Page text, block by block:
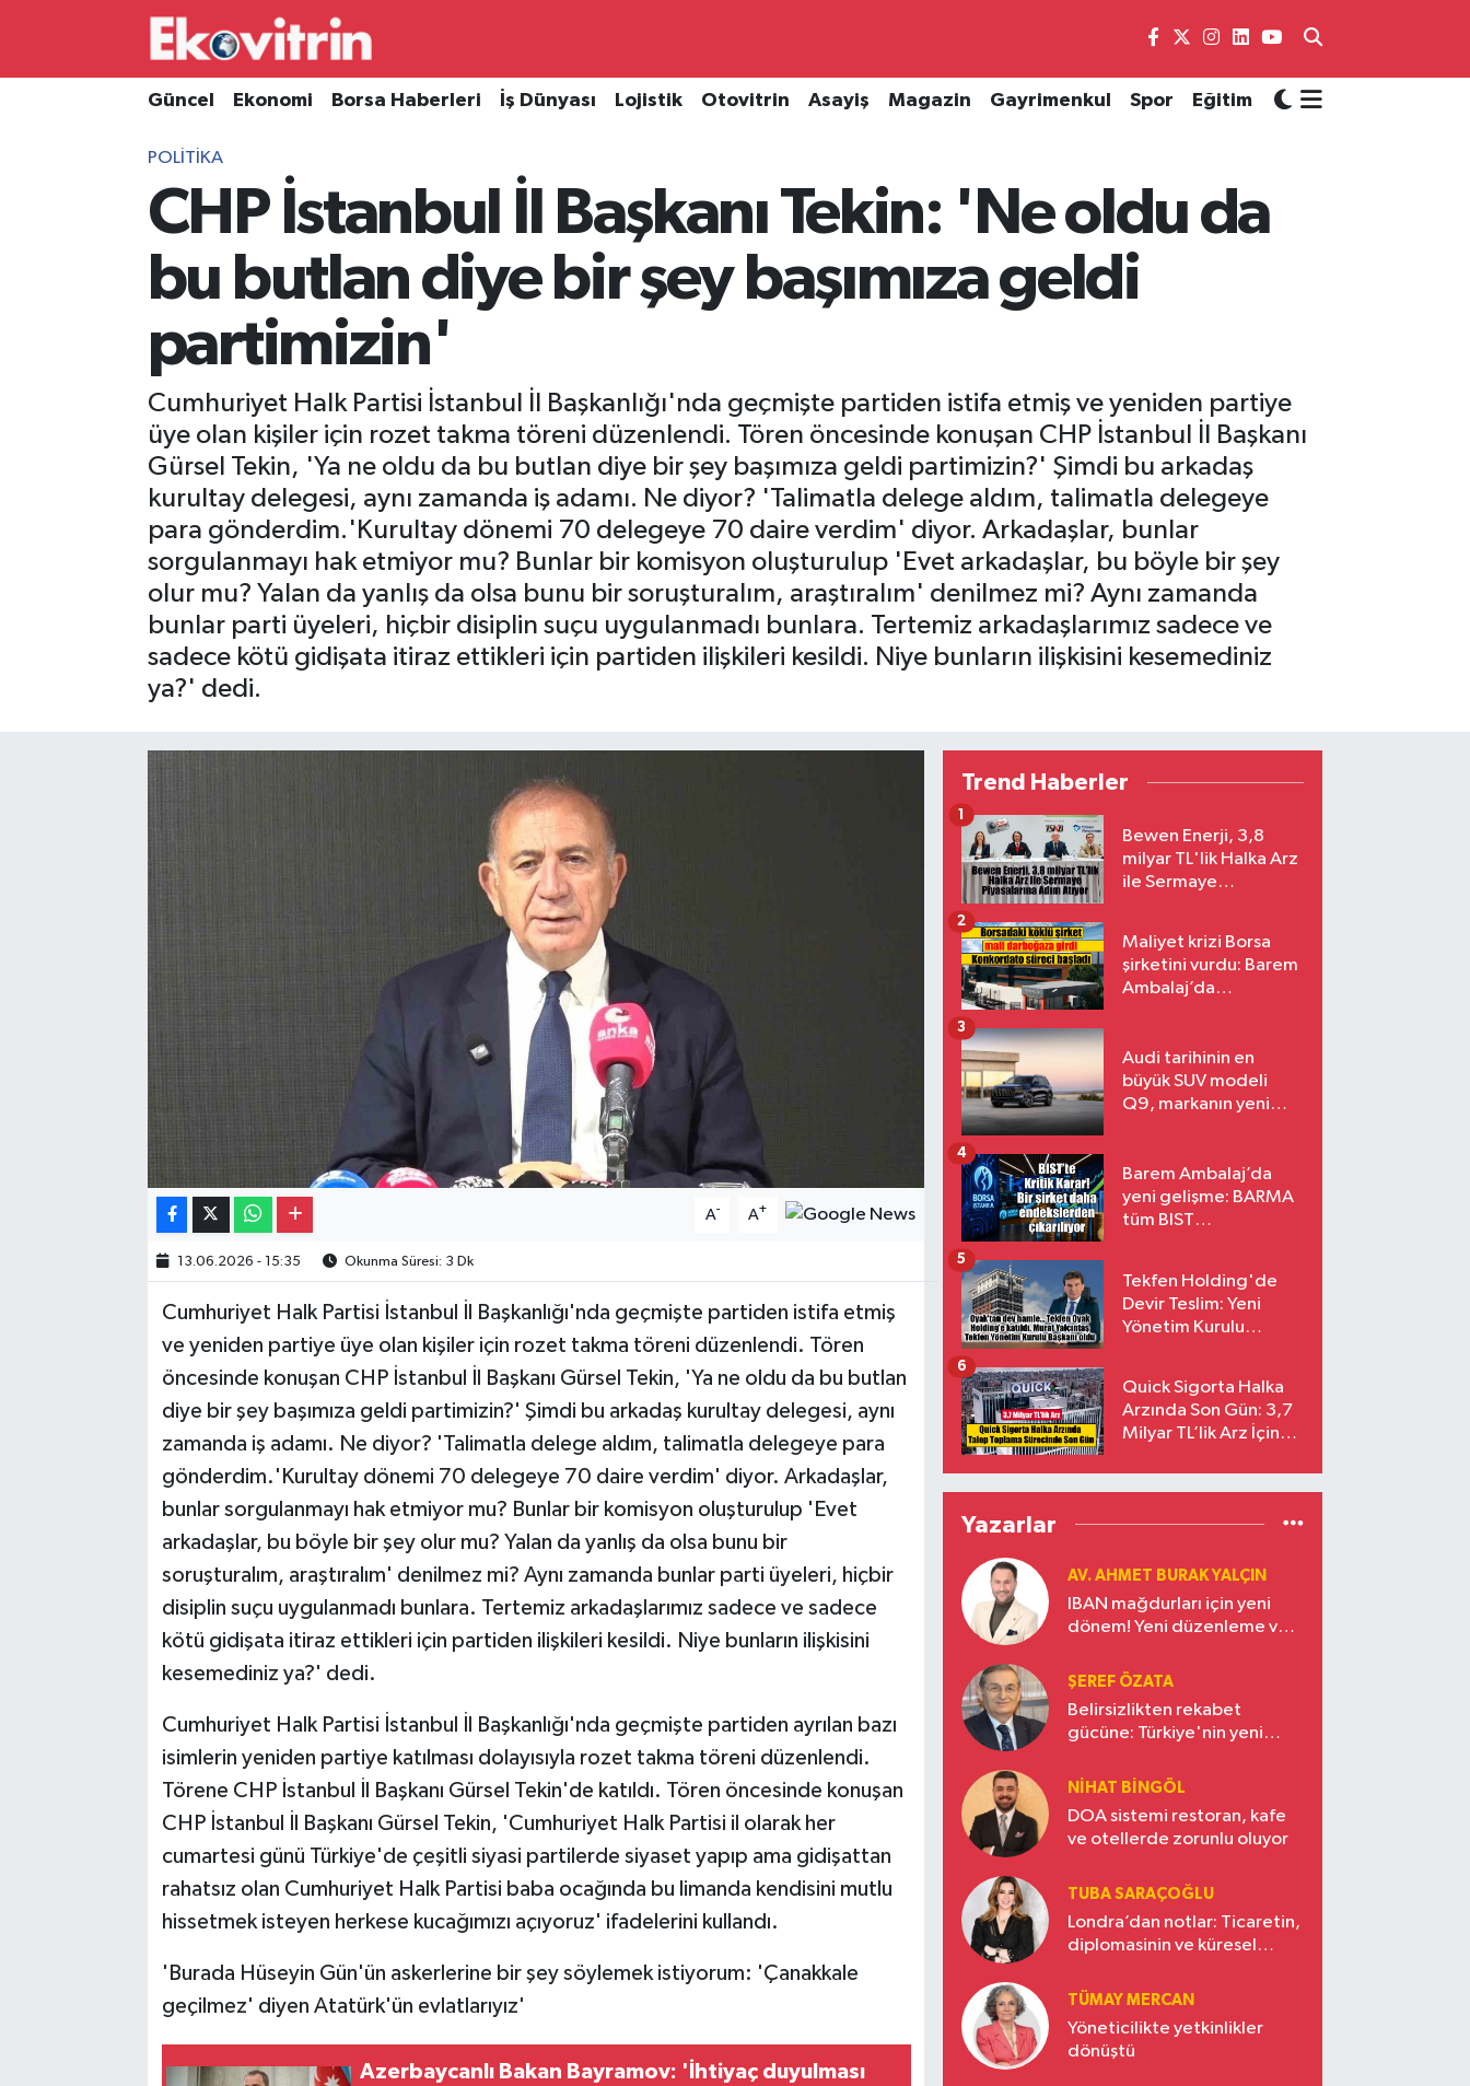
Güncel Ekonomi Borsa Haberleri İş Dünyası Lojistik Otovitrin Asayiş Magazin Gayrimenkul Spor Eğitim
POLITIKA
CHP İstanbul İl Başkanı Tekin: 'Ne oldu da
bu butlan diye bir şey başımıza geldi
partimizin'
Cumhuriyet Halk Partisi İstanbul İl Başkanlığı'nda geçmişte partiden istifa etmiş ve yeniden partiye
üye olan kişiler için rozet takma töreni düzenlendi. Tören öncesinde konuşan CHP İstanbul İl Başkanı
Gürsel Tekin, 'Ya ne oldu da bu butlan diye bir şey başımıza geldi partimizin?' Şimdi bu arkadaş
kurultay delegesi, aynı zamanda iş adamı. Ne diyor? 'Talimatla delege aldım, talimatla delegeye
para gönderdim.'Kurultay dönemi 70 delegeye 70 daire verdim' diyor. Arkadaşlar, bunlar
sorgulanmayı hak etmiyor mu? Bunlar bir komisyon oluşturulup 'Evet arkadaşlar, bu böyle bir şey
olur mu? Yalan da yanlış da olsa bunu bir soruşturalım, araştıralım' denilmez mi? Aynı zamanda
bunlar parti üyeleri, hiçbir disiplin suçu uygulanmadı bunlara. Tertemiz arkadaşlarımız sadece ve
sadece kötü gidişata itiraz ettikleri için partiden ilişkileri kesildi. Niye bunların ilişkisini kesemediniz
ya?' dedi.
A- A+
13.06.2026 - 15:35 Okunma Süresi: 3 Dk
Cumhuriyet Halk Partisi İstanbul İl Başkanlığı'nda geçmişte partiden istifa etmiş
ve yeniden partiye üye olan kişiler için rozet takma töreni düzenlendi. Tören
öncesinde konuşan CHP İstanbul İl Başkanı Gürsel Tekin, 'Ya ne oldu da bu butlan
diye bir şey başımıza geldi partimizin?' Şimdi bu arkadaş kurultay delegesi, aynı
zamanda iş adamı. Ne diyor? 'Talimatla delege aldım, talimatla delegeye para
gönderdim.'Kurultay dönemi 70 delegeye 70 daire verdim' diyor. Arkadaşlar,
bunlar sorgulanmayı hak etmiyor mu? Bunlar bir komisyon oluşturulup 'Evet
arkadaşlar, bu böyle bir şey olur mu? Yalan da yanlış da olsa bunu bir
soruşturalım, araştıralım' denilmez mi? Aynı zamanda bunlar parti üyeleri, hiçbir
disiplin suçu uygulanmadı bunlara. Tertemiz arkadaşlarımız sadece ve sadece
kötü gidişata itiraz ettikleri için partiden ilişkileri kesildi. Niye bunların ilişkisini
kesemediniz ya?' dedi.
Cumhuriyet Halk Partisi İstanbul İl Başkanlığı'nda geçmişte partiden ayrılan bazı
isimlerin yeniden partiye katılması dolayısıyla rozet takma töreni düzenlendi.
Törene CHP İstanbul İl Başkanı Gürsel Tekin'de katıldı. Tören öncesinde konuşan
CHP İstanbul İl Başkanı Gürsel Tekin, 'Cumhuriyet Halk Partisi il olarak her
cumartesi günü Türkiye'de çeşitli siyasi partilerde siyaset yapıp ama gidişattan
rahatsız olan Cumhuriyet Halk Partisi baba ocağında bu limanda kendisini mutlu
hissetmek isteyen herkese kucağımızı açıyoruz' ifadelerini kullandı.
'Burada Hüseyin Gün'ün askerlerine bir şey söylemek istiyorum: 'Çanakkale
geçilmez' diyen Atatürk'ün evlatlarıyız'
Azerbaycanlı Bakan Bayramov: 'İhtiyaç duyulması
Trend Haberler
Bewen Enerji, 3,8
milyar TL'lik Halka Arz
ile Sermaye
1
Maliyet krizi Borsa
şirketini vurdu: Barem
Ambalaj’da
2
Audi tarihinin en
büyük SUV modeli
Q9, markanın yeni
3
Barem Ambalaj’da
yeni gelişme: BARMA
tüm BIST
4
Tekfen Holding'de
Devir Teslim: Yeni
Yönetim Kurulu
5
Quick Sigorta Halka
Arzında Son Gün: 3,7
Milyar TL’lik Arz İçin
Eriyor
6
Yazarlar
AV. AHMET BURAK YALÇIN
IBAN mağdurları için yeni
dönem! Yeni düzenleme ve
ŞEREF ÖZATA
Belirsizlikten rekabet
gücüne: Türkiye'nin yeni
NIHAT BINGÖL
DOA sistemi restoran, kafe
ve otellerde zorunlu oluyor
TUBA SARAÇOĞLU
Londra’dan notlar: Ticaretin,
diplomasinin ve küresel
Türkiye’nin yükselen gücü
TÜMAY MERCAN
Yöneticilikte yetkinlikler
dönüştü
Güncel
Borsa Haberleri
Gayrimenkul
Hava Durumu
Süper Lig Puan Durumu ve Fikstür
Tüm Manşetler
Son Dakika Haberleri
Haber Arşivi